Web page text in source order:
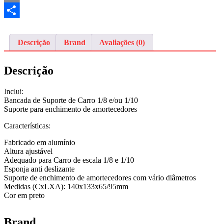
Email
Descrição
Brand Avaliações (0)
Descrição
Inclui:
Bancada de Suporte de Carro 1/8 e/ou 1/10
Suporte para enchimento de amortecedores
Características:
Fabricado em alumínio
Altura ajustável
Adequado para Carro de escala 1/8 e 1/10
Esponja anti deslizante
Suporte de enchimento de amortecedores com vário diâmetros
Medidas (CxLXA): 140x133x65/95mm
Cor em preto